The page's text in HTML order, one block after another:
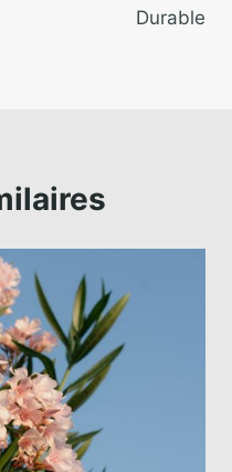
Durable